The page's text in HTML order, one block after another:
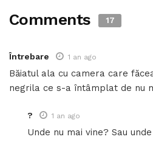
Comments 17
Întrebare 1 an ago
Băiatul ala cu camera care
negrila ce s-a întâmplat de nu
? 1 an ago
Unde nu mai vine? Sau